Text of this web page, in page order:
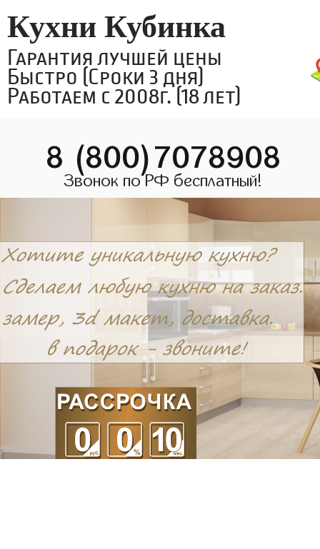
Кухни Кубинка
Гарантия лучшей цены
Быстро (Сроки 3 дня)
Работаем с 2008г. (18 лет)
8 (800)7078908
Звонок по РФ бесплатный!